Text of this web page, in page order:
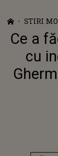
STIRI
Ce a
cu